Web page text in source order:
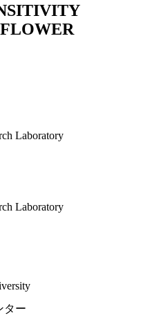
Laboratory
Laboratory
ター